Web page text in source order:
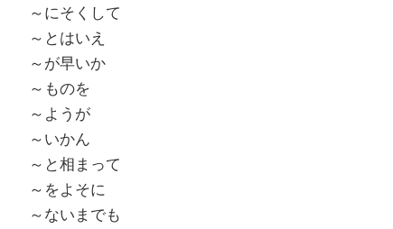
～にそくして
～とはいえ
～が早いか
～ものを
～ようが
～いかん
～と相まって
～をよそに
～ないまでも